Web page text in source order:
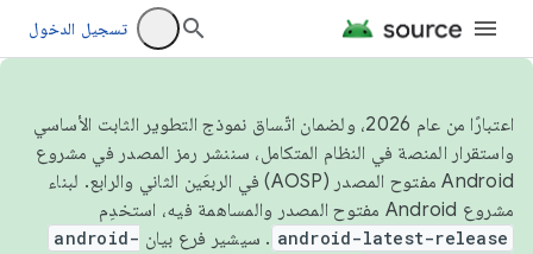
تسجيل الدخول
اعتبارًا من عام 2026، ولضمان اتّساق نموذج التطوير الثابت الأساسي
واستقرار المنصة في النظام المتكامل، سننشر رمز المصدر في مشروع
Android مفتوح المصدر (AOSP) في الربعَين الثاني والرابع. لبناء
مشروع Android مفتوح المصدر والمساهمة فيه، استخدِم
android-latest-release . سيشير فرع بيان android-